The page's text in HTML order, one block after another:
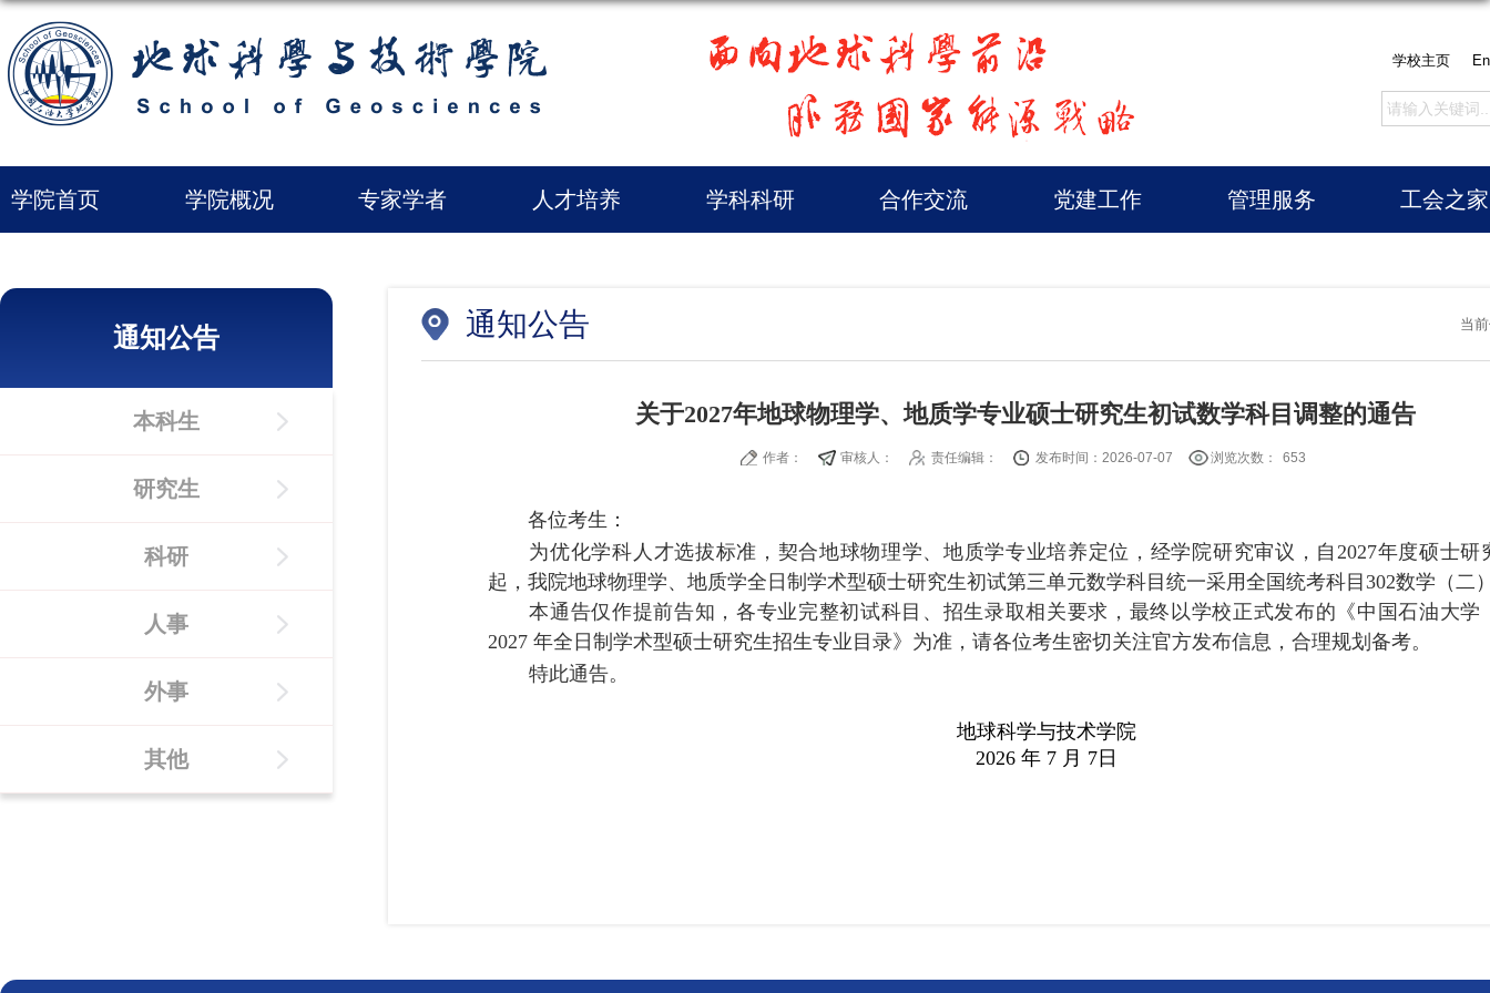
学校主页
学院首页 学院概况 专家学者 人才培养 学科科研 合作交流 党建工作 管理服务 工会之家
通知公告
本科生
研究生
科研
人事
外事
其他
通知公告 当
关于2027年地球物理学、地质学专业硕士研究生初试数学科目调整的通告
作者： 审核人： 责任编辑： 发布时间：2026-07-07 浏览次数： 653
各位考生：
为优化学科人才选拔标准，契合地球物理学、地质学专业培养定位，经学院研究审议，自 2027年度硕士研
起，我院地球物理学、地质学全日制学术型硕士研究生初试第三单元数学科目统一采用全国统考科目 302数学（二
本通告仅作提前告知，各专业完整初试科目、招生录取相关要求，最终以学校正式发布的《中国石油大学
2027 年全日制学术型硕士研究生招生专业目录》为准，请各位考生密切关注官方发布信息，合理规划备考。
特此通告。
地球科学与技术学院
2026 年 7 月 7日